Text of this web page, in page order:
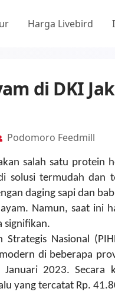
Harga Livebird
di DKI
Podomoro Feedmill
salah satu protein
solusi termudah dan
daging sapi dan
Namun, saat ini
signifikan.
Strategis Nasional
di beberapa
2023. Secara
yang tercatat Rp.